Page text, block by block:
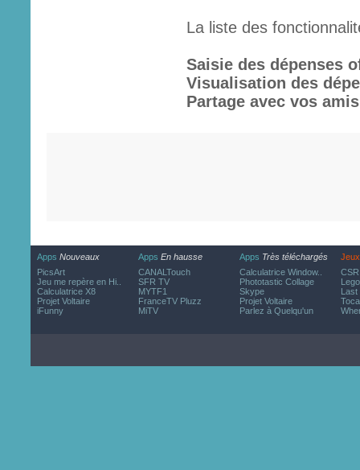
La liste des
Saisie des dépenses
Visualisation des
Partage avec vos amis
Apps Nouveaux
PicsArt
Jeu me repère en Hi..
Calculatrice X8
Projet Voltaire
iFunny
Apps En hausse
CANALTouch
SFR TV
MYTF1
FranceTV Pluzz
MiTV
Apps Très téléchargés
Calculatrice Window..
Phototastic Collage
Skype
Projet Voltaire
Parlez à Quelqu'un
Jeux
Last